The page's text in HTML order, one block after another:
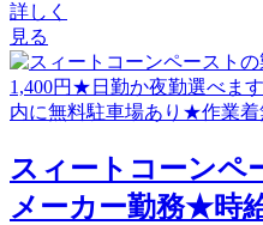
詳しく
見る
スィートコーンペ
メーカー勤務★時